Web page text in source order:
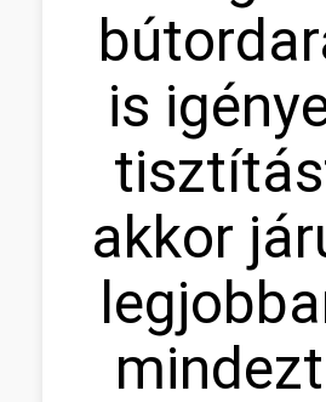
is
akkor